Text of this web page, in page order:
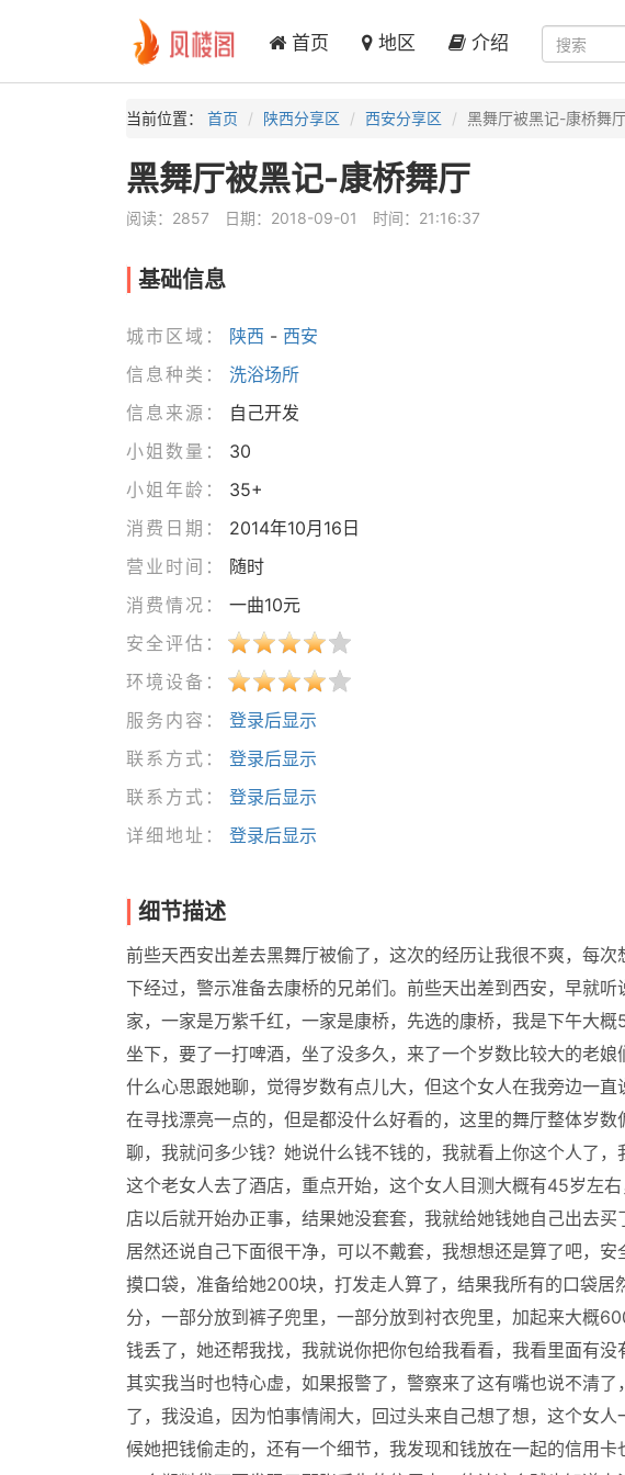
首页 地区 介绍
当前位置： 首页 陕西分享区 西安分享区 黑舞厅被黑记-康桥舞
黑舞厅被黑记-康桥舞厅
阅读：2857 日期：2018-09-01 时间：21:16:37
基础信息
城市区域： 陕西 - 西安
信息种类：
洗浴场所
信息来源：
自己开发
小姐数量：
30
小姐年龄：
35+
消费日期：
2014年10月16日
营业时间：
随时
消费情况：
一曲10元
安全评估：
环境设备：
服务内容：
登录后显示
联系方式：
登录后显示
联系方式：
登录后显示
详细地址：
登录后显示
细节描述
前些天西安出差去黑舞厅被偷了，这次的经历让我很不爽，每
下经过，警示准备去康桥的兄弟们。前些天出差到西安，早就
家，一家是万紫千红，一家是康桥，先选的康桥，我是下午大
坐下，要了一打啤酒，坐了没多久，来了一个岁数比较大的老
什么心思跟她聊，觉得岁数有点儿大，但这个女人在我旁边一
在寻找漂亮一点的，但是都没什么好看的，这里的舞厅整体岁
聊，我就问多少钱？她说什么钱不钱的，我就看上你这个人了
这个老女人去了酒店，重点开始，这个女人目测大概有45岁左
店以后就开始办正事，结果她没套套，我就给她钱她自己出去
居然还说自己下面很干净，可以不戴套，我想想还是算了吧，
摸口袋，准备给她200块，打发走人算了，结果我所有的口袋
分，一部分放到裤子兜里，一部分放到衬衣兜里，加起来大概
钱丢了，她还帮我找，我就说你把你包给我看看，我看里面有没
其实我当时也特心虚，如果报警了，警察来了这有嘴也说不清
了，我没追，因为怕事情闹大，回过头来自己想了想，这个女
候她把钱偷走的，还有一个细节，我发现和钱放在一起的信用